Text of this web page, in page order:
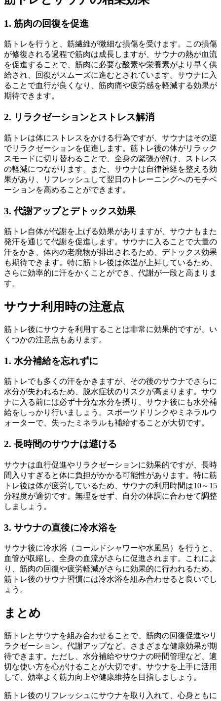
1. 筋肉の回復を促進
筋トレを行うと、筋繊維が微細な損傷を受けます。この損傷
が修復される過程で筋肉は成長しますが、サウナの熱が血流
を促進することで、筋肉に必要な酸素や栄養素がより早く供
給され、回復がスムーズに進むとされています。サウナに入
ることで血行が良くなり、筋肉痛や疲労感を軽減する効果が
期待できます。
2. リラクゼーションとストレス解消
筋トレは体にストレスをかける行為ですが、サウナはその逆
でリラクゼーションを促進します。筋トレ後の体がリラック
スモードに切り替わることで、全身の緊張が解け、ストレス
の軽減につながります。また、サウナは自律神経を整える効
果があり、リフレッシュして翌日のトレーニングへのモチベ
ーションを高めることができます。
3. 代謝アップとデトックス効果
筋トレ自体が代謝を上げる効果がありますが、サウナもまた
発汗を通じて代謝を促進します。サウナに入ることで大量の
汗をかき、体内の老廃物が排出されるため、デトックス効果
も期待できます。特に筋トレ後は体温が上昇しているため、
さらに効率的に汗をかくことができ、代謝が一段と高まりま
す。
サウナ利用時の注意点
筋トレ後にサウナを利用することは非常に効果的ですが、い
くつかの注意点もあります。
1. 水分補給を忘れずに
筋トレでも多くの汗をかきますが、その後のサウナでさらに
水分が失われるため、脱水症状のリスクが高まります。サウ
ナに入る前には必ず十分な水分を摂り、サウナ後にも水分補
給をしっかり行いましょう。スポーツドリンクやミネラルウ
ォーターで、失ったミネラルも補給することが大切です。
2. 長時間のサウナは避ける
サウナは血行促進やリラクゼーションに効果的ですが、長時
間入りすぎると体に負担がかかる可能性があります。特に筋
トレ後は体が疲労しているため、サウナの利用時間は10～15
分程度が適切です。無理をせず、自分の体調に合わせて調整
しましょう。
3. サウナの直後に冷水浴を
サウナ後に冷水浴（コールドシャワーや水風呂）を行うと、
血管が収縮し、全身の血流がさらに促進されます。これによ
り、筋肉の回復や疲労軽減がさらに効果的に行われるため、
筋トレ後のサウナ習慣には冷水浴を組み合わせると良いでし
ょう。
まとめ
筋トレとサウナを組み合わせることで、筋肉の回復促進やリ
ラクゼーション、代謝アップなど、さまざまな健康効果が期
待できます。ただし、水分補給やサウナの時間管理など、適
切な使い方を心がけることが大切です。サウナを上手に活用
して、効率よく筋力向上や健康維持を目指しましょう。
筋トレ後のリフレッシュにサウナを取り入れて、心身ともに